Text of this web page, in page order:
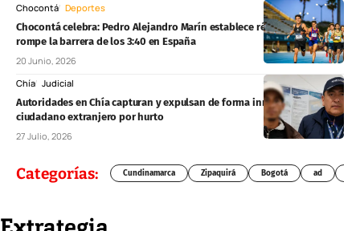
Chocontá Deportes
Chocontá celebra: Pedro Alejandro Marín establece récord nacional y
rompe la barrera de los 3:40 en España
20 Junio, 2026
Chía Judicial
Autoridades en Chía capturan y expulsan de forma inmediata a
ciudadano extranjero por hurto
27 Julio, 2026
Categorías: Cundinamarca Zipaquirá Bogotá ad